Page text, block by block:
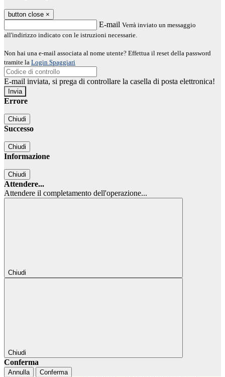
button close ×
E-mail Verrà inviato un messaggio
all'indirizzo indicato con le istruzioni necessarie.
Non hai una e-mail associata al nome utente? Effettua il reset della password
tramite la Login Spaggiari
E-mail inviata, si prega di controllare la casella di posta elettronica!
Errore
Chiudi
Successo
Chiudi
Informazione
Chiudi
Attendere...
Attendere il completamento dell'operazione...
Chiudi
Chiudi
Conferma
Annulla Conferma